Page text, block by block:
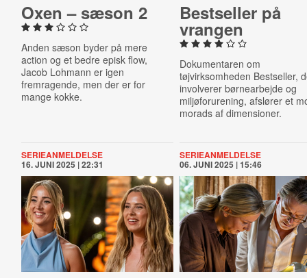
Oxen – sæson 2
Anden sæson byder på mere
action og et bedre episk flow,
Jacob Lohmann er igen
fremragende, men der er for
mange kokke.
Best­seller på
vrangen
Dokumentaren om
tøjvirksomheden Bestseller,
involverer børnearbejde og
miljøforurening, afslører et
morads af dimensioner.
SERIEANMELDELSE
16. JUNI 2025 | 22:31
SERIEANMELDELSE
06. JUNI 2025 | 15:46